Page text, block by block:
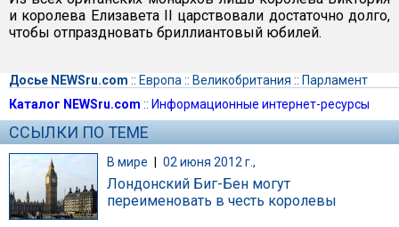
и королева Елизавета II царствовали достаточно долго,
чтобы отпраздновать бриллиантовый юбилей.
Досье NEWSru.com :: Европа :: Великобритания :: Парламент
Каталог NEWSru.com :: Информационные интернет-ресурсы
ССЫЛКИ ПО ТЕМЕ
В мире | 02 июня 2012 г.,
Лондонский Биг-Бен могут
переименовать в честь королевы